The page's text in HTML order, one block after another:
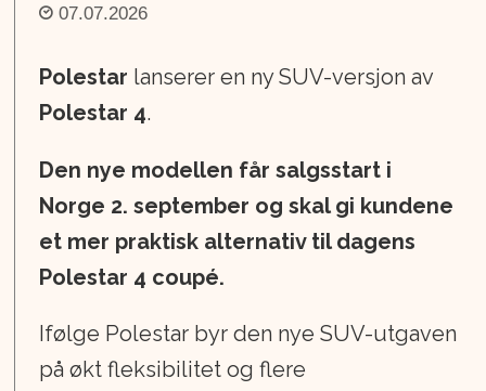
07.07.2026
Polestar lanserer en ny SUV-versjon av
Polestar 4.
Den nye modellen får salgsstart i
Norge 2. september og skal gi kundene
et mer praktisk alternativ til dagens
Polestar 4 coupé.
Ifølge Polestar byr den nye SUV-utgaven
på økt fleksibilitet og flere